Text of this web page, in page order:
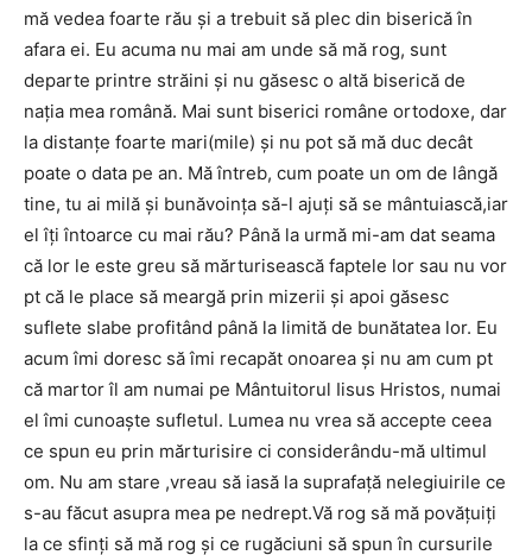
mă vedea foarte rău şi a trebuit să plec din biserică în
afara ei. Eu acuma nu mai am unde să mă rog, sunt
departe printre străini şi nu găsesc o altă biserică de
naţia mea română. Mai sunt biserici române ortodoxe, dar
la distanţe foarte mari(mile) şi nu pot să mă duc decât
poate o data pe an. Mă întreb, cum poate un om de lângă
tine, tu ai milă şi bunăvoinţa să-l ajuţi să se mântuiască,iar
el îţi întoarce cu mai rău? Până la urmă mi-am dat seama
că lor le este greu să mărturisească faptele lor sau nu vor
pt că le place să meargă prin mizerii şi apoi găsesc
suflete slabe profitând până la limită de bunătatea lor. Eu
acum îmi doresc să îmi recapăt onoarea şi nu am cum pt
că martor îl am numai pe Mântuitorul Iisus Hristos, numai
el îmi cunoaşte sufletul. Lumea nu vrea să accepte ceea
ce spun eu prin mărturisire ci considerându-mă ultimul
om. Nu am stare ,vreau să iasă la suprafaţă nelegiuirile ce
s-au făcut asupra mea pe nedrept.Vă rog să mă povăţuiţi
la ce sfinţi să mă rog şi ce rugăciuni să spun în cursurile